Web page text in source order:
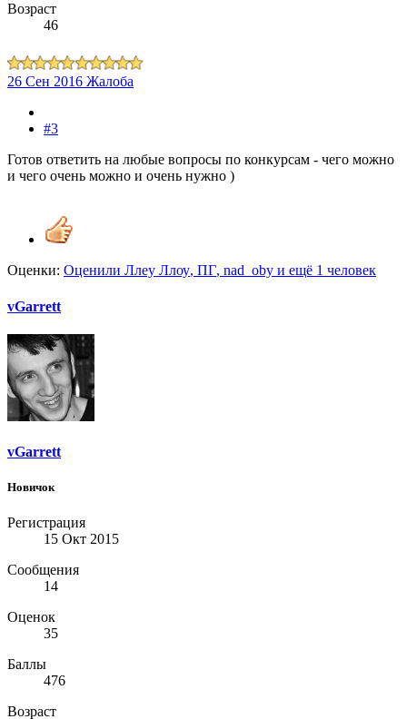
Возраст
46
26 Сен 2016 Жалоба
#3
Готов ответить на любые вопросы по конкурсам - чего можно
и чего очень можно и очень нужно )
Оценки: Оценили Ллеу Ллоу, ПГ, nad_oby и ещё 1 человек
vGarrett
vGarrett
Новичок
Регистрация
15 Окт 2015
Сообщения
14
Оценок
35
Баллы
476
Возраст